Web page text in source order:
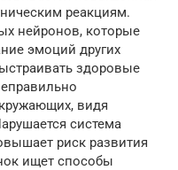
реакциям.
нейронов, которые
эмоций других
здоровые
видя
система
риск развития
ищет способы